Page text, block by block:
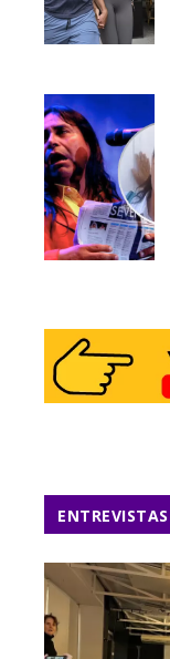
ENTREVISTAS